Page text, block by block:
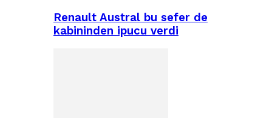
Renault Austral bu sefer de
kabininden ipucu verdi